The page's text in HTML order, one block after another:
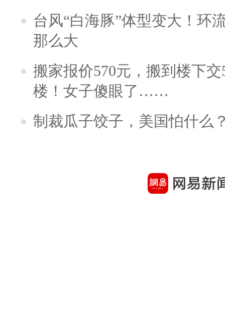
台风“白海豚”体型变大！环
那么大
搬家报价570元，搬到楼下
楼！女子傻眼了……
制裁瓜子饺子，美国怕什么